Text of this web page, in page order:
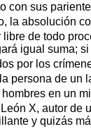
con sus
la absolución
de todo
igual suma;
por los
persona de un
en un
X, autor
y quizás